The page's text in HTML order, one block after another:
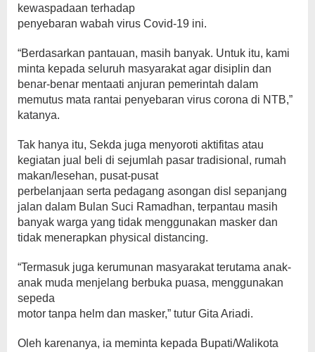
kewaspadaan terhadap
penyebaran wabah virus Covid-19 ini.
“Berdasarkan pantauan, masih banyak. Untuk itu, kami
minta kepada seluruh masyarakat agar disiplin dan
benar-benar mentaati anjuran pemerintah dalam
memutus mata rantai penyebaran virus corona di NTB,”
katanya.
Tak hanya itu, Sekda juga menyoroti aktifitas atau
kegiatan jual beli di sejumlah pasar tradisional, rumah
makan/lesehan, pusat-pusat
perbelanjaan serta pedagang asongan disl sepanjang
jalan dalam Bulan Suci Ramadhan, terpantau masih
banyak warga yang tidak menggunakan masker dan
tidak menerapkan physical distancing.
“Termasuk juga kerumunan masyarakat terutama anak-
anak muda menjelang berbuka puasa, menggunakan
sepeda
motor tanpa helm dan masker,” tutur Gita Ariadi.
Oleh karenanya, ia meminta kepada Bupati/Walikota